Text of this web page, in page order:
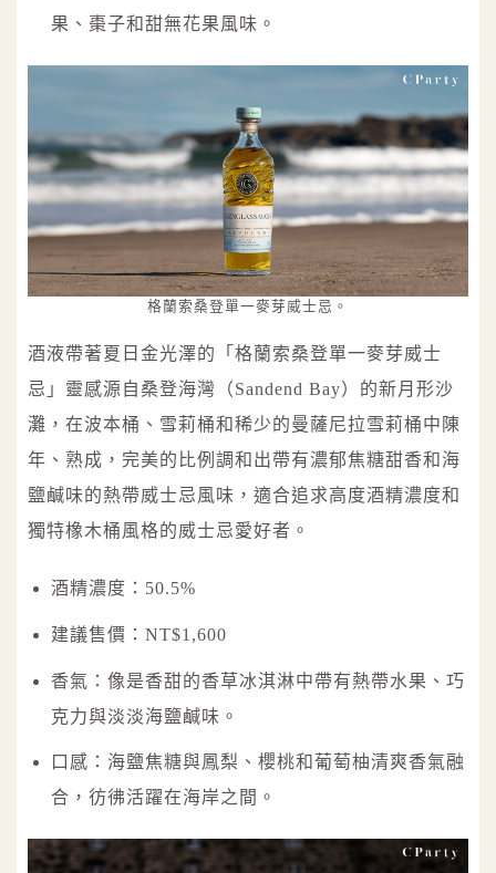
果、棗⼦和甜無花果風味。
格蘭索桑登單一麥芽威士忌。
酒液帶著夏日金光澤的「格蘭索桑登單一麥芽威士
忌」靈感源自桑登海灣（Sandend Bay）的新月形沙
灘，在波本桶、雪莉桶和稀少的曼薩尼拉雪莉桶中陳
年、熟成，完美的比例調和出帶有濃郁焦糖甜香和海
鹽鹹味的熱帶威士忌風味，適合追求高度酒精濃度和
獨特橡木桶風格的威士忌愛好者。
酒精濃度：50.5%
建議售價：NT$1,600
香氣：像是香甜的香草冰淇淋中帶有熱帶水果、巧
克力與淡淡海鹽鹹味。
口感：海鹽焦糖與鳳梨、櫻桃和葡萄柚清爽香氣融
合，彷彿活躍在海岸之間。